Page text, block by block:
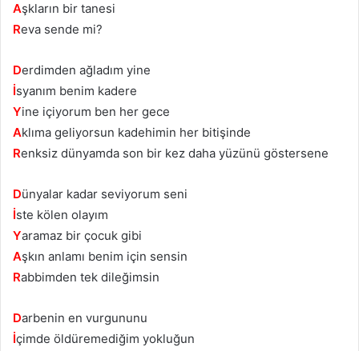
Aşkların bir tanesi
Reva sende mi?
Derdimden ağladım yine
İsyanım benim kadere
Yine içiyorum ben her gece
Aklıma geliyorsun kadehimin her bitişinde
Renksiz dünyamda son bir kez daha yüzünü göstersene
Dünyalar kadar seviyorum seni
İste kölen olayım
Yaramaz bir çocuk gibi
Aşkın anlamı benim için sensin
Rabbimden tek dileğimsin
Darbenin en vurgununu
İçimde öldüremediğim yokluğun